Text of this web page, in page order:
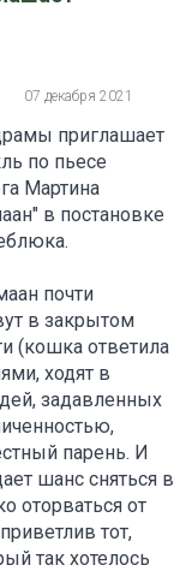
07 декабря 2021
приглашает
по пьесе
Мартина
в постановке
почти
в закрытом
(кошка ответила
ходят в
задавленных
парень. И
шанс сняться в
оторваться от
тот,
так хотелось